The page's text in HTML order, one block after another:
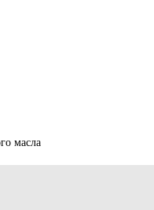
масла